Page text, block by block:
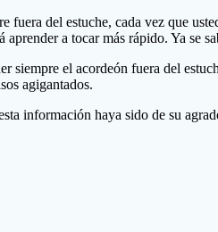
fuera del estuche, cada vez que
a tocar más rápido. Ya se
siempre el acordeón fuera del
agigantados.
información haya sido de su